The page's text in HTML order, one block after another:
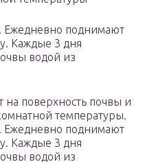
Ежедневно поднимают
Каждые 3 дня
водой из
поверхность почвы и
температуры.
Ежедневно поднимают
Каждые 3 дня
водой из